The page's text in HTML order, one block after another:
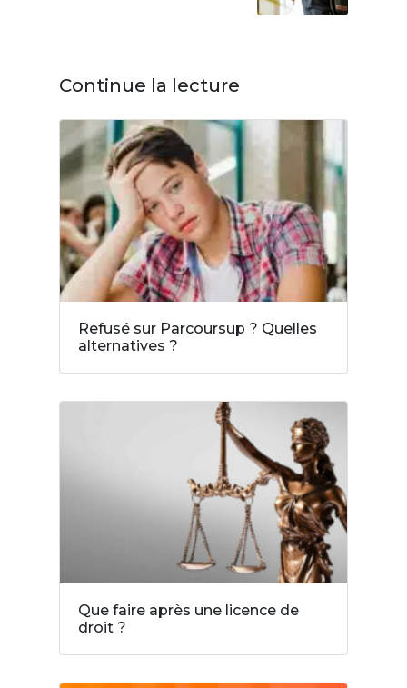
Continue la lecture
Refusé sur Parcoursup ? Quelles
alternatives ?
Que faire après une licence de
droit ?